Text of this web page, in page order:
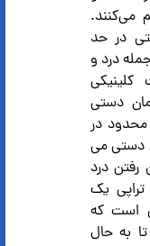
می‌کنند.
در حد
درد و
دستی
در
دستی می
رفتن درد
یک
است که
به حال